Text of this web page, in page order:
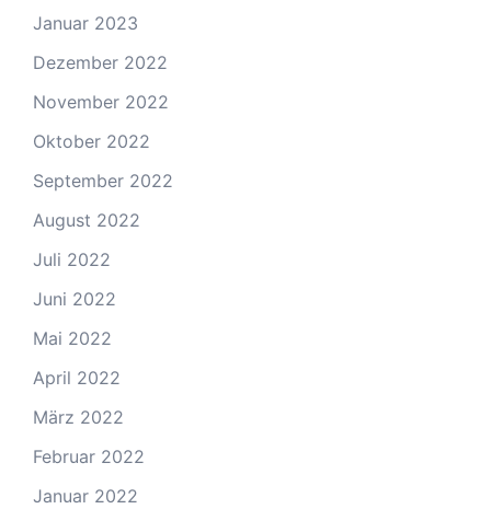
Januar 2023
Dezember 2022
November 2022
Oktober 2022
September 2022
August 2022
Juli 2022
Juni 2022
Mai 2022
April 2022
März 2022
Februar 2022
Januar 2022